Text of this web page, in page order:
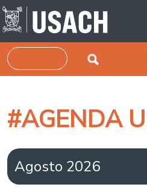
Pasar al contenido principal
Buscar
#AGENDA
Agosto 2026